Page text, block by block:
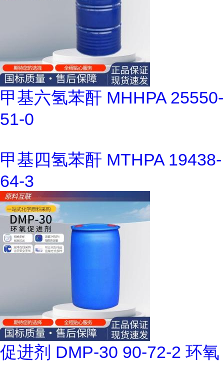
甲基六氢苯酐 MHHPA 25550-
51-0
甲基四氢苯酐 MTHPA 19438-
64-3
促进剂 DMP-30 90-72-2 环氧